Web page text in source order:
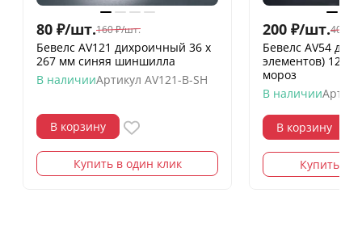
80 ₽/шт.160 ₽/шт.
Бевелс AV121 дихроичный 36 х
267 мм синяя шиншилла
В наличииАртикул AV121-B-SH
В корзину
Купить в один клик
200 ₽/шт.400
Бевелс AV54
элементов) 126
мороз
В наличии
В корзину
Купить в